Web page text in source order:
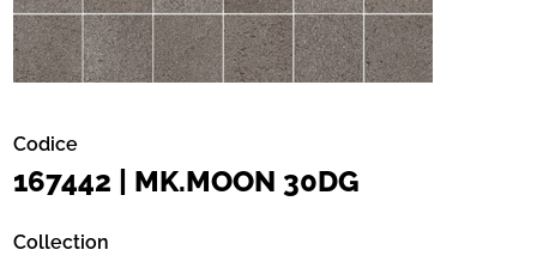
Codice
167442 | MK.MOON 30DG
Collection